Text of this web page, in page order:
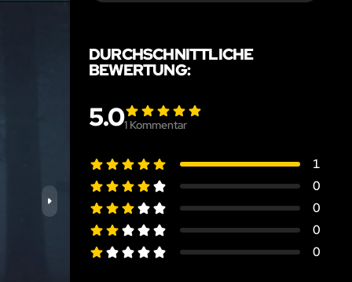
DURCHSCHNITTLICHE
BEWERTUNG:
5.01 Kommentar
1
0
0
0
0